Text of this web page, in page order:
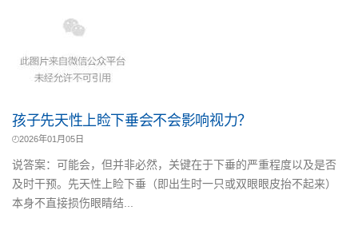
孩子先天性上睑下垂会不会影响视力？
2026年01月05日
说答案：可能会，但并非必然，关键在于下垂的严重程度以及是否
及时干预。先天性上睑下垂（即出生时一只或双眼眼皮抬不起来）
本身不直接损伤眼睛结...